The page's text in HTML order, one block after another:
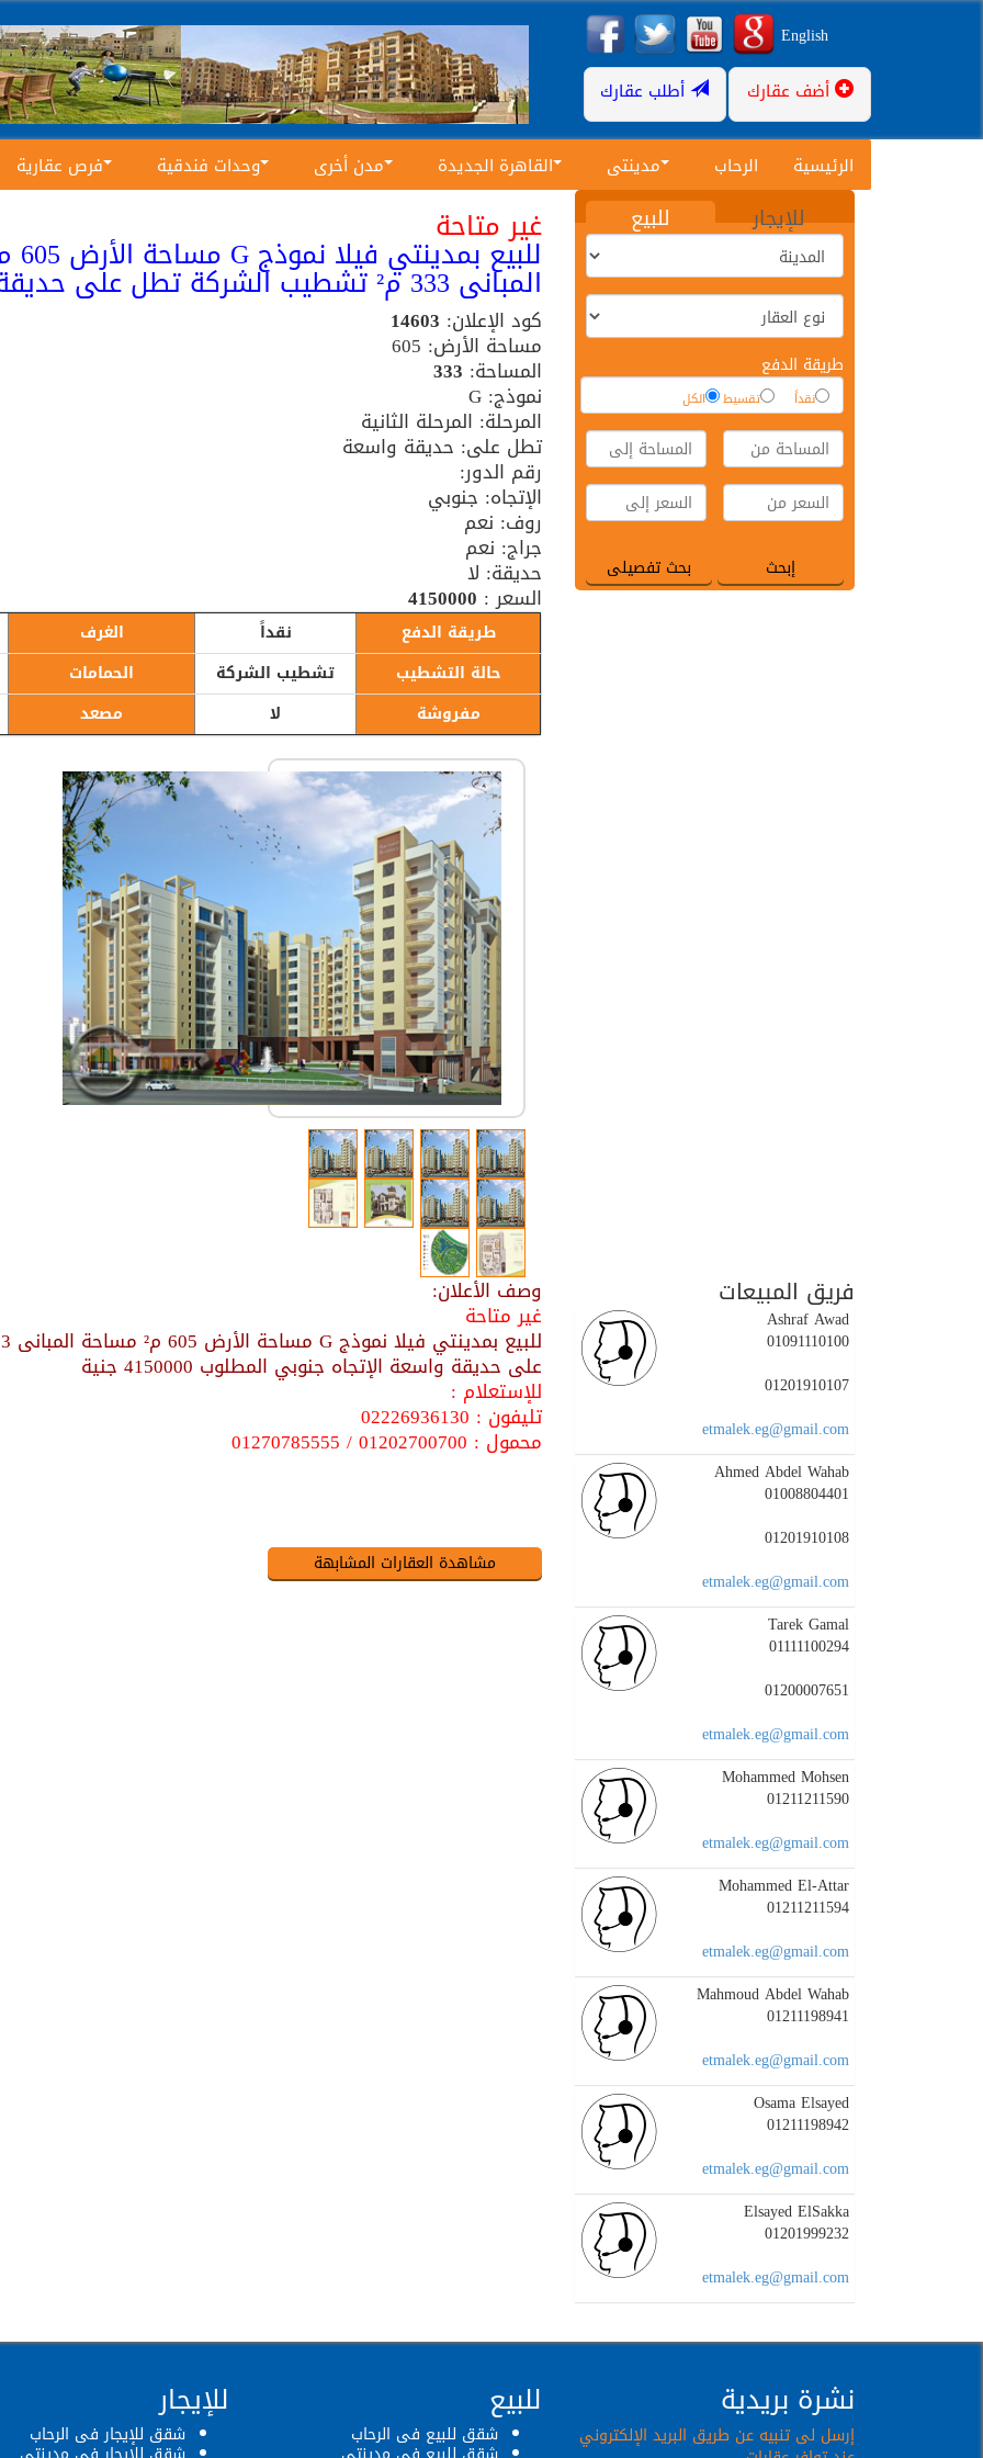
English
أضف عقارك أطلب عقارك
الرئيسية الرحاب مدينتى القاهرة الجديدة مدن أخرى وحدات فندقية فرص عقارية
للبيع للإيجار
طريقة الدفع
نقداً تقسيط الكل
غير متاحة
المبانى 333 م² تشطيب الشركة تطل على حديقة واسعة
كود الإعلان: 14603
مساحة الأرض: 605
المساحة: 333
نموذج: G
المرحلة: المرحلة الثانية
تطل على: حديقة واسعة
رقم الدور:
الإتجاه: جنوبي
روف: نعم
جراج: نعم
حديقة: لا
السعر : 4150000
طريقة الدفع نقداً الغرف
حالة التشطيب
تشطيب الشركة الحمامات
مفروشة
لا مصعد
فريق المبيعات
Ashraf Awad
01091110100
01201910107
etmalek.eg@gmail.com
Ahmed Abdel Wahab
01008804401
01201910108
etmalek.eg@gmail.com
Tarek Gamal
01111100294
01200007651
etmalek.eg@gmail.com
Mohammed Mohsen
01211211590
etmalek.eg@gmail.com
Mohammed El-Attar
01211211594
etmalek.eg@gmail.com
Mahmoud Abdel Wahab
01211198941
etmalek.eg@gmail.com
Osama Elsayed
01211198942
etmalek.eg@gmail.com
Elsayed ElSakka
01201999232
etmalek.eg@gmail.com
وصف الأعلان:
غير متاحة
على حديقة واسعة الإتجاه جنوبي المطلوب 4150000 جنية
للإستعلام :
تليفون : 02226936130
محمول : 01202700700 / 01270785555
نشرة بريدية
إرسل لى تنبيه عن طريق البريد الإلكتروني
للبيع
شقق للبيع فى الرحاب
للإيجار
شقق للإيجار فى الرحاب